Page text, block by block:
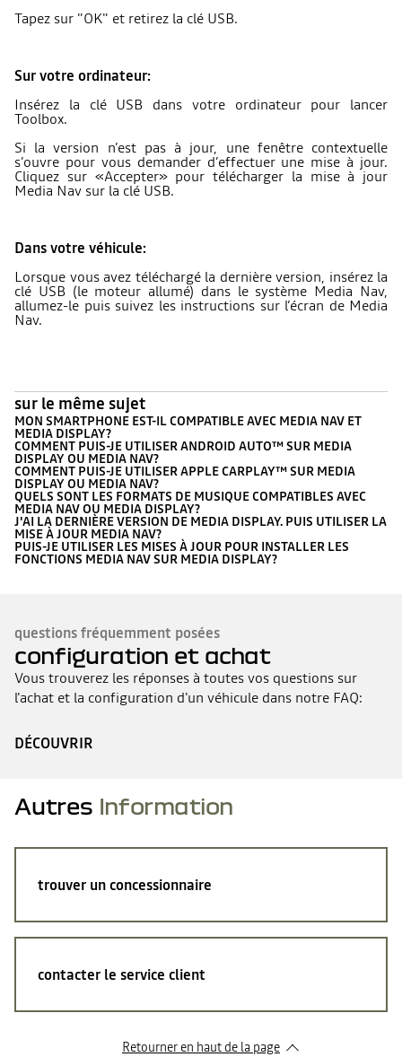
Tapez sur "OK" et retirez la clé USB.
Sur votre ordinateur:
Insérez la clé USB dans votre ordinateur pour lancer
Toolbox.
Si la version n’est pas à jour, une fenêtre contextuelle
s’ouvre pour vous demander d’effectuer une mise à jour.
Cliquez sur «Accepter» pour télécharger la mise à jour
Media Nav sur la clé USB.
Dans votre véhicule:
Lorsque vous avez téléchargé la dernière version, insérez la
clé USB (le moteur allumé) dans le système Media Nav,
allumez-le puis suivez les instructions sur l’écran de Media
Nav.
sur le même sujet
MON SMARTPHONE EST-IL COMPATIBLE AVEC MEDIA NAV ET
MEDIA DISPLAY?
COMMENT PUIS-JE UTILISER ANDROID AUTO™ SUR MEDIA
DISPLAY OU MEDIA NAV?
COMMENT PUIS-JE UTILISER APPLE CARPLAY™ SUR MEDIA
DISPLAY OU MEDIA NAV?
QUELS SONT LES FORMATS DE MUSIQUE COMPATIBLES AVEC
MEDIA NAV OU MEDIA DISPLAY?
J'AI LA DERNIÈRE VERSION DE MEDIA DISPLAY. PUIS UTILISER LA
MISE À JOUR MEDIA NAV?
PUIS-JE UTILISER LES MISES À JOUR POUR INSTALLER LES
FONCTIONS MEDIA NAV SUR MEDIA DISPLAY?
questions fréquemment posées
configuration et achat
Vous trouverez les réponses à toutes vos questions sur
l'achat et la configuration d'un véhicule dans notre FAQ:
DÉCOUVRIR
Autres Information
trouver un concessionnaire
contacter le service client
Retourner en haut de la page